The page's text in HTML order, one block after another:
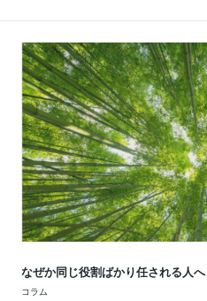
なぜか同じ役割ばかり任される人へ
コラム